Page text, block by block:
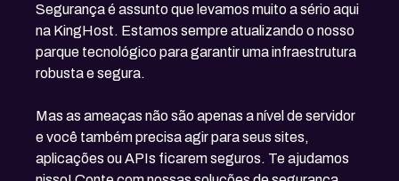
Segurança é assunto que levamos muito a sério aqui
na KingHost. Estamos sempre atualizando o nosso
parque tecnológico para garantir uma infraestrutura
robusta e segura.
Mas as ameaças não são apenas a nível de servidor
e você também precisa agir para seus sites,
aplicações ou APIs ficarem seguros. Te ajudamos